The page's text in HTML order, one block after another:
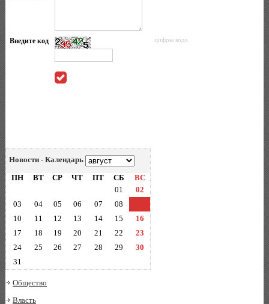
Введите код цифры кода
Новости - Календарь
ПН
ВТ СР ЧТ ПТ СБ
ВС
01
02
03
04 05 06 07 08
10
11 12 13 14 15
16
17
18 19 20 21 22
23
24
25 26 27 28 29
30
31
Общество
Власть